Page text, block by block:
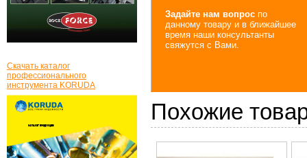
Задайте нам вопрос по
данному товару и в ближайшее
время наши консультанты
свяжутся с Вами.
Похожие
Скачать каталог
профессионального
инструмента KORUDA